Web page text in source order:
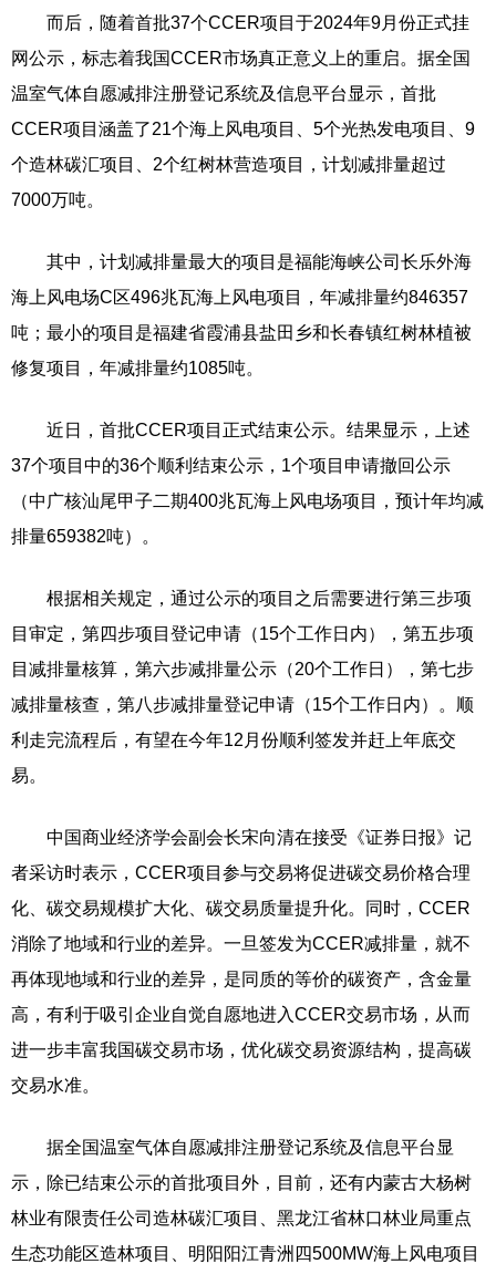
而后，随着首批37个CCER项目于2024年9月份正式挂
网公示，标志着我国CCER市场真正意义上的重启。据全国
温室气体自愿减排注册登记系统及信息平台显示，首批
CCER项目涵盖了21个海上风电项目、5个光热发电项目、9
个造林碳汇项目、2个红树林营造项目，计划减排量超过
7000万吨。
其中，计划减排量最大的项目是福能海峡公司长乐外海
海上风电场C区496兆瓦海上风电项目，年减排量约846357
吨；最小的项目是福建省霞浦县盐田乡和长春镇红树林植被
修复项目，年减排量约1085吨。
近日，首批CCER项目正式结束公示。结果显示，上述
37个项目中的36个顺利结束公示，1个项目申请撤回公示
（中广核汕尾甲子二期400兆瓦海上风电场项目，预计年均减
排量659382吨）。
根据相关规定，通过公示的项目之后需要进行第三步项
目审定，第四步项目登记申请（15个工作日内），第五步项
目减排量核算，第六步减排量公示（20个工作日），第七步
减排量核查，第八步减排量登记申请（15个工作日内）。顺
利走完流程后，有望在今年12月份顺利签发并赶上年底交
易。
中国商业经济学会副会长宋向清在接受《证券日报》记
者采访时表示，CCER项目参与交易将促进碳交易价格合理
化、碳交易规模扩大化、碳交易质量提升化。同时，CCER
消除了地域和行业的差异。一旦签发为CCER减排量，就不
再体现地域和行业的差异，是同质的等价的碳资产，含金量
高，有利于吸引企业自觉自愿地进入CCER交易市场，从而
进一步丰富我国碳交易市场，优化碳交易资源结构，提高碳
交易水准。
据全国温室气体自愿减排注册登记系统及信息平台显
示，除已结束公示的首批项目外，目前，还有内蒙古大杨树
林业有限责任公司造林碳汇项目、黑龙江省林口林业局重点
生态功能区造林项目、明阳阳江青洲四500MW海上风电项目